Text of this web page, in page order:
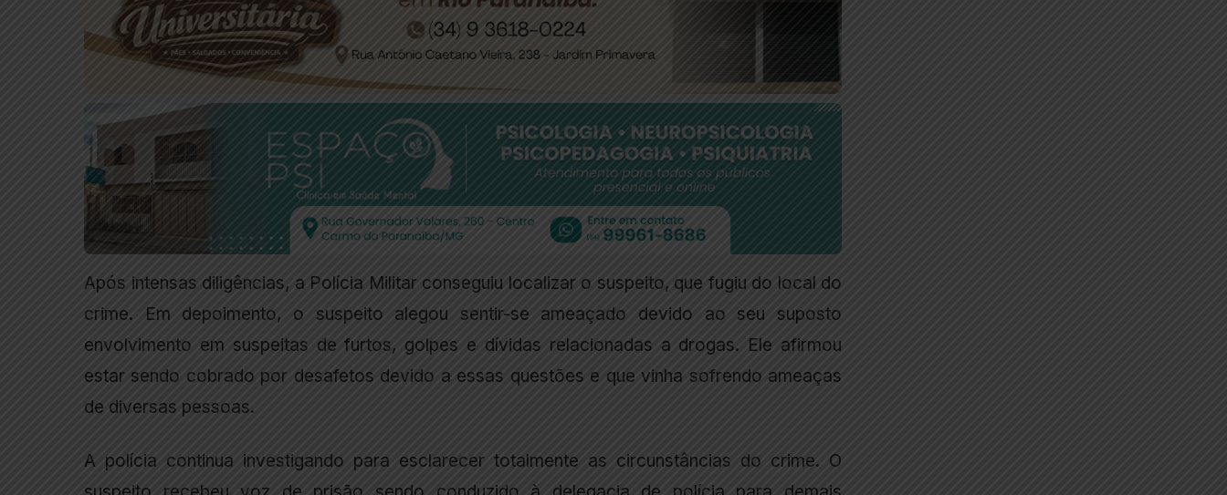
Após intensas diligências, a Polícia Militar conseguiu localizar o suspeito, que fugiu do local do
crime. Em depoimento, o suspeito alegou sentir-se ameaçado devido ao seu suposto
envolvimento em suspeitas de furtos, golpes e dívidas relacionadas a drogas. Ele afirmou
estar sendo cobrado por desafetos devido a essas questões e que vinha sofrendo ameaças
de diversas pessoas.
A polícia continua investigando para esclarecer totalmente as circunstâncias do crime. O